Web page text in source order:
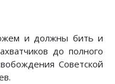
и должны бить и
до полного
Советской